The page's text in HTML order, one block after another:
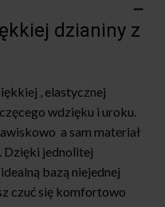
dzianiny z
, elastycznej
wdzięku i uroku.
a sam materiał
Dzięki jednolitej
bazą niejednej
czuć się komfortowo